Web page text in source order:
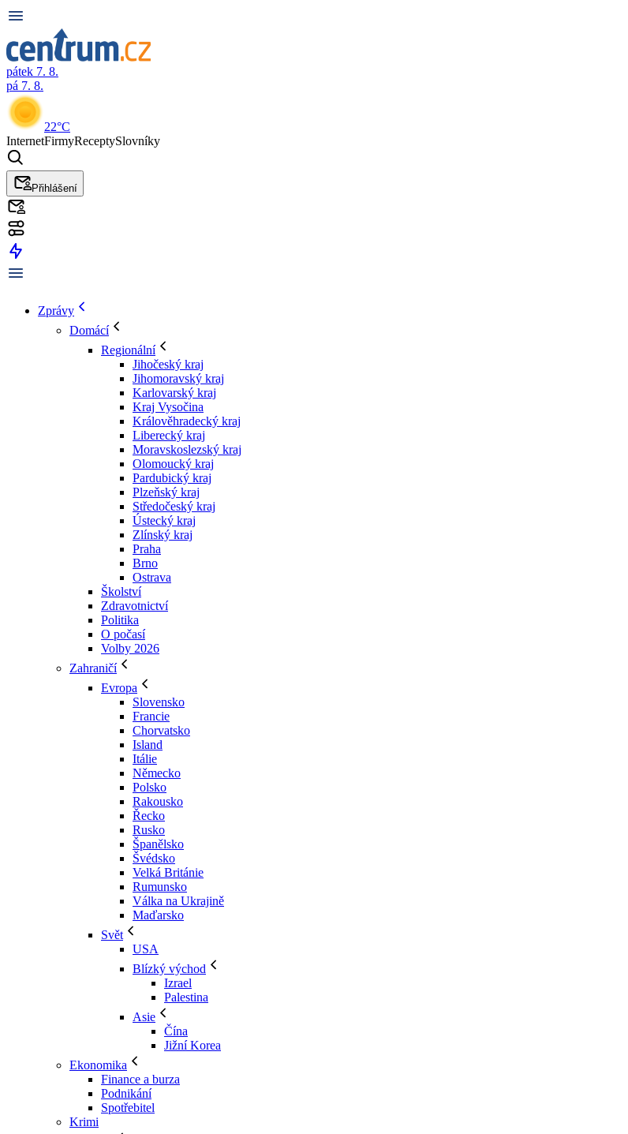
pátek 7. 8.
pá 7. 8.
22°C
InternetFirmyReceptySlovníky
Přihlášení
Zprávy
Domácí
Regionální
Jihočeský kraj
Jihomoravský kraj
Karlovarský kraj
Kraj Vysočina
Králověhradecký kraj
Liberecký kraj
Moravskoslezský kraj
Olomoucký kraj
Pardubický kraj
Plzeňský kraj
Středočeský kraj
Ústecký kraj
Zlínský kraj
Praha
Brno
Ostrava
Školství
Zdravotnictví
Politika
O počasí
Volby 2026
Zahraničí
Evropa
Slovensko
Francie
Chorvatsko
Island
Itálie
Německo
Polsko
Rakousko
Řecko
Rusko
Španělsko
Švédsko
Velká Británie
Rumunsko
Válka na Ukrajině
Maďarsko
Svět
USA
Blízký východ
Izrael
Palestina
Asie
Čína
Jižní Korea
Ekonomika
Finance a burza
Podnikání
Spotřebitel
Krimi